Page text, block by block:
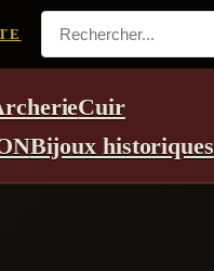
Cuir
Bijoux historiques